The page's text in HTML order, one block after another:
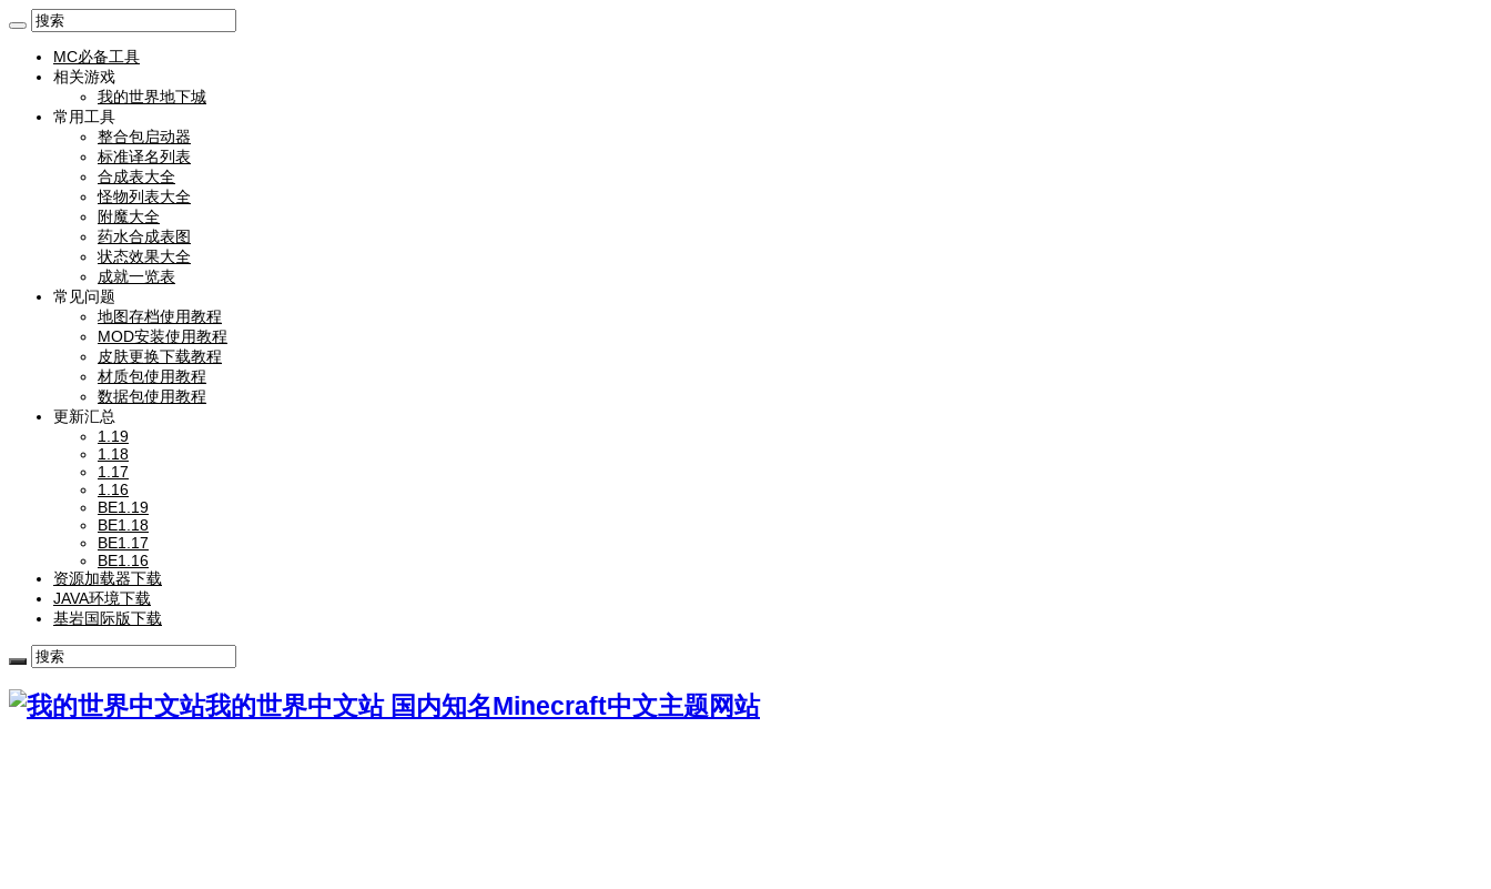
MC必备工具
相关游戏
我的世界地下城
常用工具
整合包启动器
标准译名列表
合成表大全
怪物列表大全
附魔大全
药水合成表图
状态效果大全
成就一览表
常见问题
地图存档使用教程
MOD安装使用教程
皮肤更换下载教程
材质包使用教程
数据包使用教程
更新汇总
1.19
1.18
1.17
1.16
BE1.19
BE1.18
BE1.17
BE1.16
资源加载器下载
JAVA环境下载
基岩国际版下载
我的世界中文站 国内知名Minecraft中文主题网站